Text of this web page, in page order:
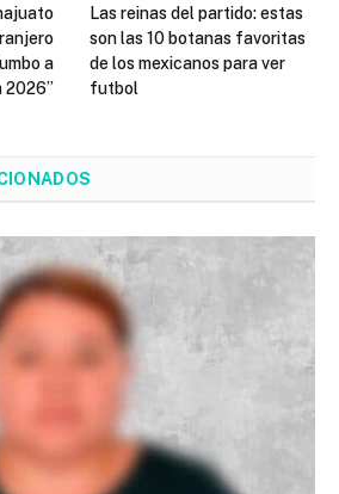
a
2026”
Las reinas del partido: estas
son las 10 botanas favoritas
de los mexicanos para ver
futbol